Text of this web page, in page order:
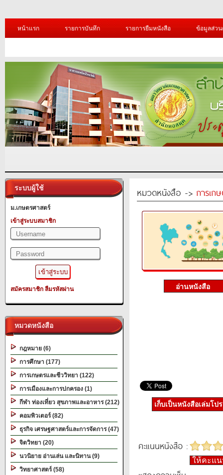
หน้าแรก รายการบันทึก รายการยืมหนังสือ ข้อมูลส่ว
ระบบผู้ใช้
ม.เกษตรศาสตร์
เข้าสู่ระบบสมาชิก
สมัครสมาชิก ลืมรหัสผ่าน
หมวดหนังสือ
กฎหมาย (6)
การศึกษา (177)
การเกษตรและชีววิทยา (122)
การเมืองและการปกครอง (1)
กีฬา ท่องเที่ยว สุขภาพและอาหาร (212)
คอมพิวเตอร์ (82)
ธุรกิจ เศรษฐศาสตร์และการจัดการ (47)
จิตวิทยา (20)
นวนิยาย อ่านเล่น และนิทาน (9)
วิทยาศาสตร์ (58)
หมวดหนังสือ -> การเก
เก็บเป็นหนังสือเล่มโป
คะแนนหนังสือ :
ให้คะแ